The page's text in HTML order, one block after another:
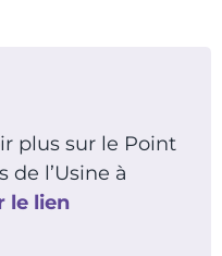
plus sur le Point
de l’Usine à
le lien